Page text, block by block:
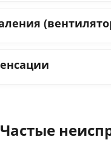
Частые